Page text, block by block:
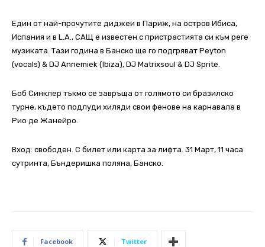
Един от най-прочутите диджеи в Париж, на остров Ибиса,
Испания и в L.A., САЩ e известен с пристрастията си към реге
музиката. Тази година в Банско ще го подгряват Peyton
(vocals) & DJ Annemiek (Ibiza), DJ Matrixsoul & DJ Sprite.
Боб Синклер тъкмо се завръща от голямото си бразилско
турне, където подлуди хиляди свои фенове на карнавала в
Рио де Жанейро.
Вход: свободен. С билет или карта за лифта. 31 Март, 11 часа
сутринта, Бъндеришка поляна, Банско.
Facebook Twitter